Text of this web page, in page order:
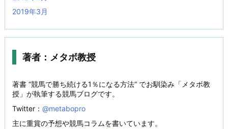
2019年3月
著者：メタボ教授
著書 “競馬で勝ち続ける1％になる方法” でお馴染み「メタボ教
授」が執筆する競馬ブログです。
Twitter： @metabopro
主に重賞の予想や競馬コラムを書いています。